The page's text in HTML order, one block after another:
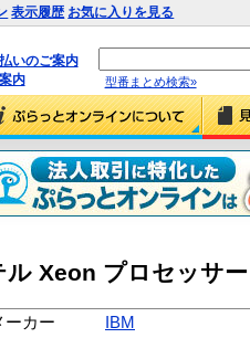
表示履歴 お気に入りを見る
いのご案内
内
型番まとめ検索»
Xeon プロセッサ
ーカー
IBM